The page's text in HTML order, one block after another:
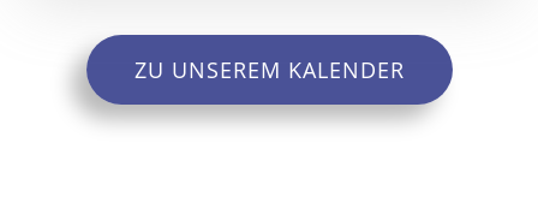
ZU UNSEREM KALENDER